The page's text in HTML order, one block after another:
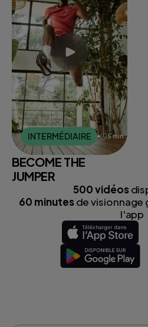
7:25
INTERMÉDIAIRE 5 min
BECOME THE
JUMPER
500 vidéos
60 minutesde visionnage
l'app